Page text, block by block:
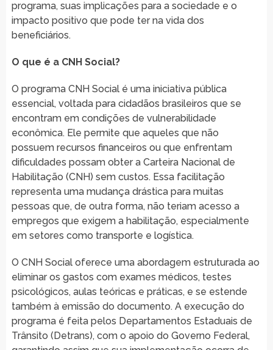
programa, suas implicações para a sociedade e o
impacto positivo que pode ter na vida dos
beneficiários.
O que é a CNH Social?
O programa CNH Social é uma iniciativa pública
essencial, voltada para cidadãos brasileiros que se
encontram em condições de vulnerabilidade
econômica. Ele permite que aqueles que não
possuem recursos financeiros ou que enfrentam
dificuldades possam obter a Carteira Nacional de
Habilitação (CNH) sem custos. Essa facilitação
representa uma mudança drástica para muitas
pessoas que, de outra forma, não teriam acesso a
empregos que exigem a habilitação, especialmente
em setores como transporte e logística.
O CNH Social oferece uma abordagem estruturada ao
eliminar os gastos com exames médicos, testes
psicológicos, aulas teóricas e práticas, e se estende
também à emissão do documento. A execução do
programa é feita pelos Departamentos Estaduais de
Trânsito (Detrans), com o apoio do Governo Federal,